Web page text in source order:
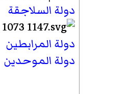
دولة السلاجقة
دولة المرابطين
دولة الموحدين